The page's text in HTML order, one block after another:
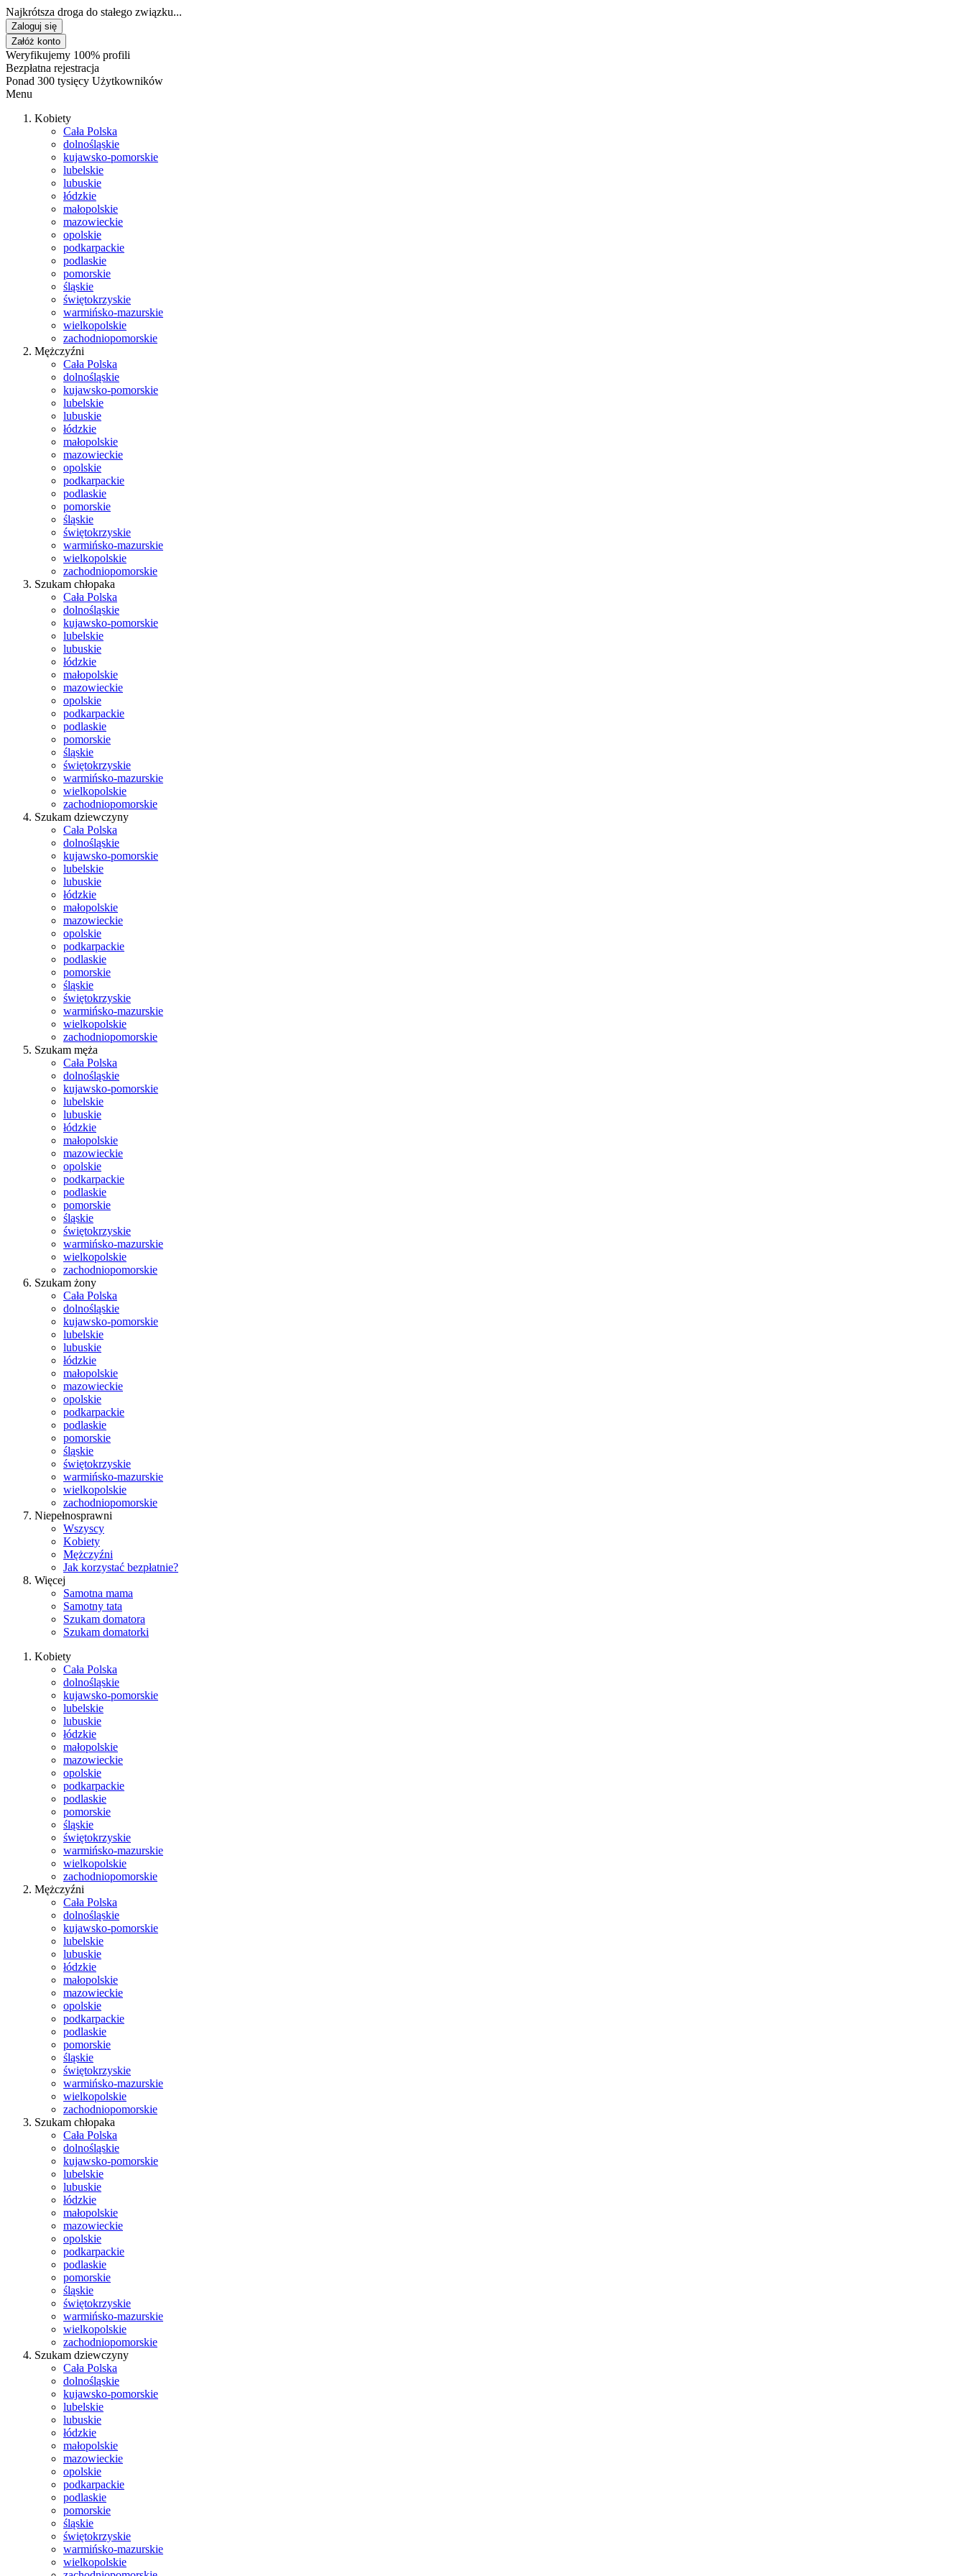
Najkrótsza droga do stałego związku...
Zaloguj się
Załóż konto
Weryfikujemy 100% profili
Bezpłatna rejestracja
Ponad 300 tysięcy Użytkowników
Menu
Kobiety
Cała Polska
dolnośląskie
kujawsko-pomorskie
lubelskie
lubuskie
łódzkie
małopolskie
mazowieckie
opolskie
podkarpackie
podlaskie
pomorskie
śląskie
świętokrzyskie
warmińsko-mazurskie
wielkopolskie
zachodniopomorskie
Mężczyźni
Cała Polska
dolnośląskie
kujawsko-pomorskie
lubelskie
lubuskie
łódzkie
małopolskie
mazowieckie
opolskie
podkarpackie
podlaskie
pomorskie
śląskie
świętokrzyskie
warmińsko-mazurskie
wielkopolskie
zachodniopomorskie
Szukam chłopaka
Cała Polska
dolnośląskie
kujawsko-pomorskie
lubelskie
lubuskie
łódzkie
małopolskie
mazowieckie
opolskie
podkarpackie
podlaskie
pomorskie
śląskie
świętokrzyskie
warmińsko-mazurskie
wielkopolskie
zachodniopomorskie
Szukam dziewczyny
Cała Polska
dolnośląskie
kujawsko-pomorskie
lubelskie
lubuskie
łódzkie
małopolskie
mazowieckie
opolskie
podkarpackie
podlaskie
pomorskie
śląskie
świętokrzyskie
warmińsko-mazurskie
wielkopolskie
zachodniopomorskie
Szukam męża
Cała Polska
dolnośląskie
kujawsko-pomorskie
lubelskie
lubuskie
łódzkie
małopolskie
mazowieckie
opolskie
podkarpackie
podlaskie
pomorskie
śląskie
świętokrzyskie
warmińsko-mazurskie
wielkopolskie
zachodniopomorskie
Szukam żony
Cała Polska
dolnośląskie
kujawsko-pomorskie
lubelskie
lubuskie
łódzkie
małopolskie
mazowieckie
opolskie
podkarpackie
podlaskie
pomorskie
śląskie
świętokrzyskie
warmińsko-mazurskie
wielkopolskie
zachodniopomorskie
Niepełnosprawni
Wszyscy
Kobiety
Mężczyźni
Jak korzystać bezpłatnie?
Więcej
Samotna mama
Samotny tata
Szukam domatora
Szukam domatorki
Kobiety
Cała Polska
dolnośląskie
kujawsko-pomorskie
lubelskie
lubuskie
łódzkie
małopolskie
mazowieckie
opolskie
podkarpackie
podlaskie
pomorskie
śląskie
świętokrzyskie
warmińsko-mazurskie
wielkopolskie
zachodniopomorskie
Mężczyźni
Cała Polska
dolnośląskie
kujawsko-pomorskie
lubelskie
lubuskie
łódzkie
małopolskie
mazowieckie
opolskie
podkarpackie
podlaskie
pomorskie
śląskie
świętokrzyskie
warmińsko-mazurskie
wielkopolskie
zachodniopomorskie
Szukam chłopaka
Cała Polska
dolnośląskie
kujawsko-pomorskie
lubelskie
lubuskie
łódzkie
małopolskie
mazowieckie
opolskie
podkarpackie
podlaskie
pomorskie
śląskie
świętokrzyskie
warmińsko-mazurskie
wielkopolskie
zachodniopomorskie
Szukam dziewczyny
Cała Polska
dolnośląskie
kujawsko-pomorskie
lubelskie
lubuskie
łódzkie
małopolskie
mazowieckie
opolskie
podkarpackie
podlaskie
pomorskie
śląskie
świętokrzyskie
warmińsko-mazurskie
wielkopolskie